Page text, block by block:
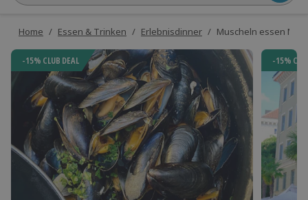
Home / Essen & Trinken / Erlebnisdinner / Muscheln essen
-15% CLUB DEAL -15%